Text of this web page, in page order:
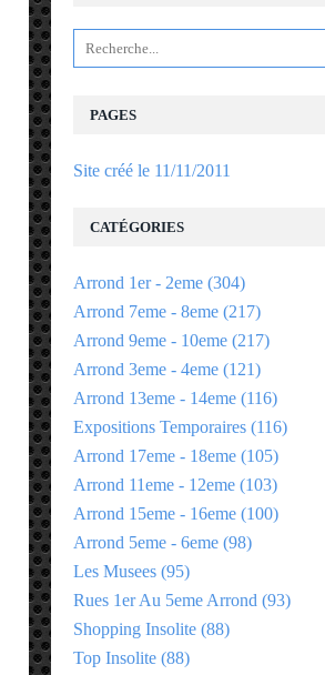
PAGES
Site créé le 11/11/2011
CATÉGORIES
Arrond 1er - 2eme (304)
Arrond 7eme - 8eme (217)
Arrond 9eme - 10eme (217)
Arrond 3eme - 4eme (121)
Arrond 13eme - 14eme (116)
Expositions Temporaires (116)
Arrond 17eme - 18eme (105)
Arrond 11eme - 12eme (103)
Arrond 15eme - 16eme (100)
Arrond 5eme - 6eme (98)
Les Musees (95)
Rues 1er Au 5eme Arrond (93)
Shopping Insolite (88)
Top Insolite (88)